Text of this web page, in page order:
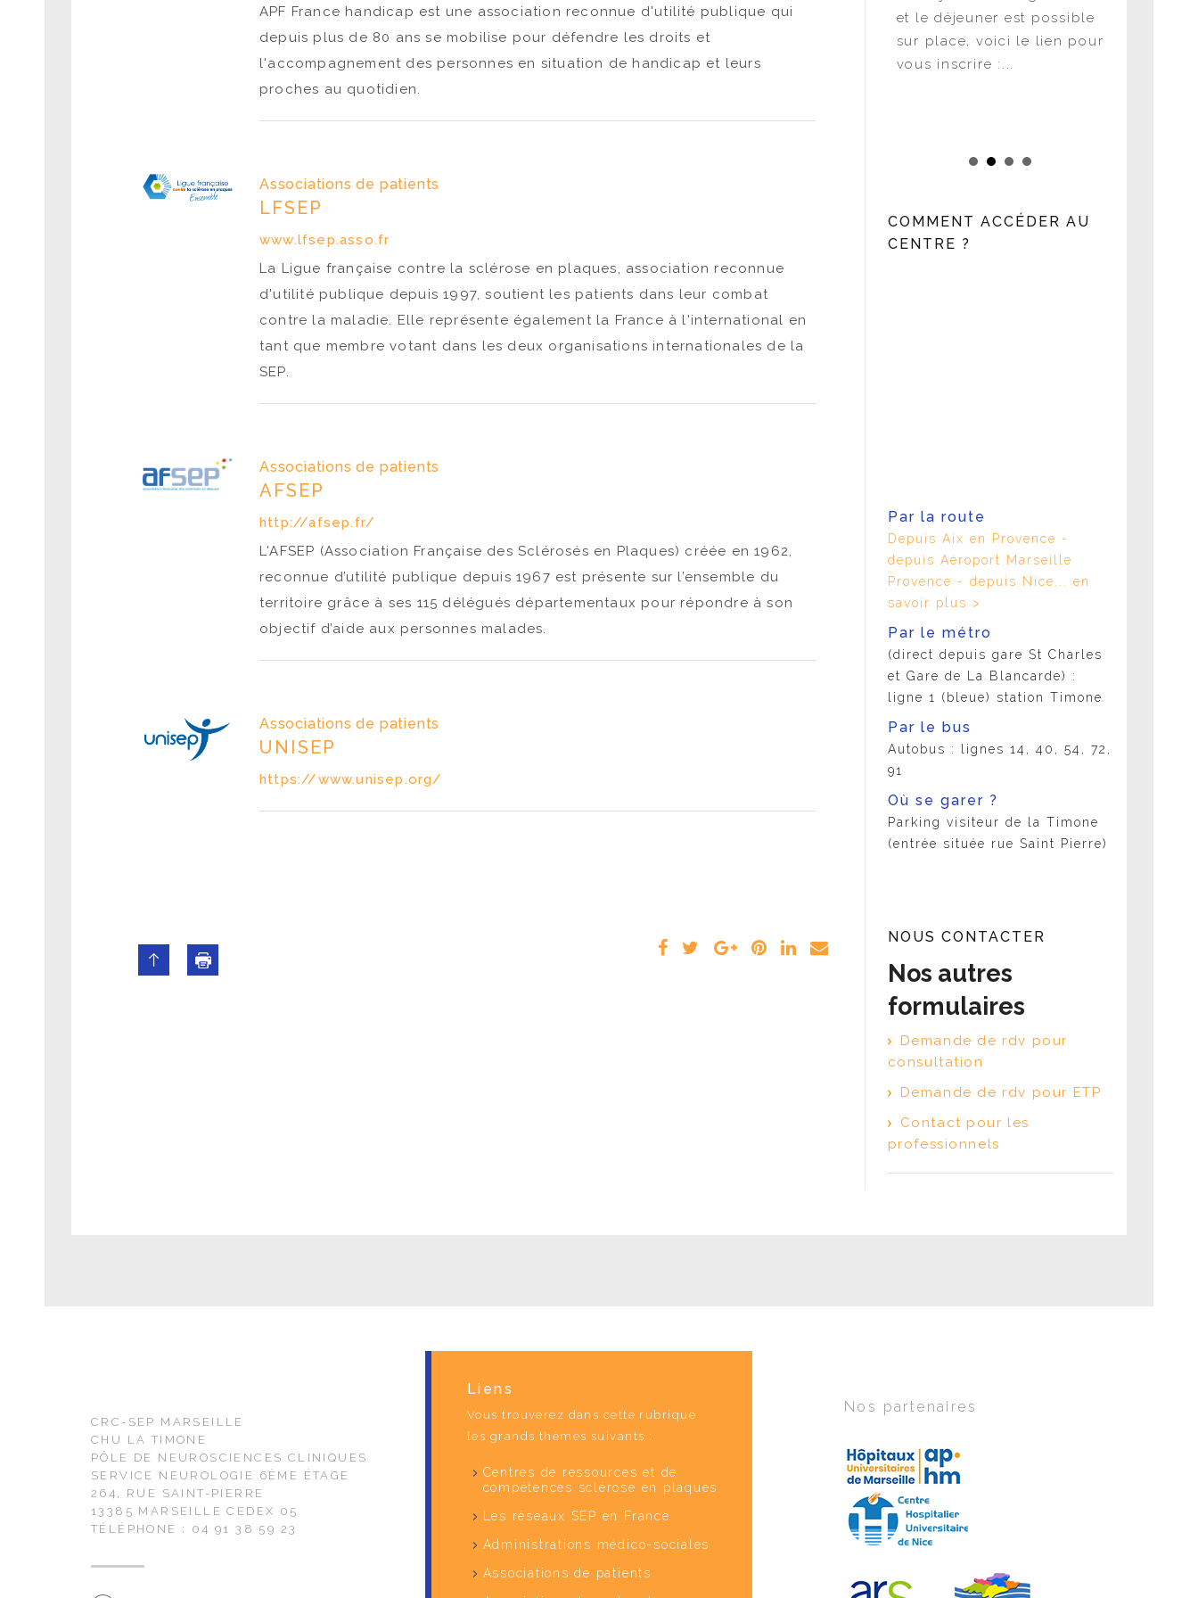
APF France handicap est une association reconnue d'utilité publique qui
depuis plus de 80 ans se mobilise pour défendre les droits et
l'accompagnement des personnes en situation de handicap et leurs
proches au quotidien.
Associations de patients
LFSEP
www.lfsep.asso.fr
La Ligue française contre la sclérose en plaques, association reconnue
d'utilité publique depuis 1997, soutient les patients dans leur combat
contre la maladie. Elle représente également la France à l'international en
tant que membre votant dans les deux organisations internationales de la
SEP.
Associations de patients
AFSEP
http://afsep.fr/
L'AFSEP (Association Française des Sclérosés en Plaques) créée en 1962,
reconnue d’utilité publique depuis 1967 est présente sur l’ensemble du
territoire grâce à ses 115 délégués départementaux pour répondre à son
objectif d’aide aux personnes malades.
Associations de patients
UNISEP
https://www.unisep.org/
palumbo/formulaires/1
Rejoignez-nous en direct
pour un LIVE consacré à la
thématique :...
et le déjeuner est possible
sur place, voici le lien pour
vous inscrire :...
COMMENT ACCÉDER AU
CENTRE ?
Par la route
Depuis Aix en Provence -
depuis Aéroport Marseille
Provence - depuis Nice... en
savoir plus >
Par le métro
(direct depuis gare St Charles
et Gare de La Blancarde) :
ligne 1 (bleue) station Timone
Par le bus
Autobus : lignes 14, 40, 54, 72,
91
Où se garer ?
Parking visiteur de la Timone
(entrée située rue Saint Pierre)
NOUS CONTACTER
Nos autres
formulaires
Demande de rdv pour
consultation
Demande de rdv pour ETP
Contact pour les
professionnels
CRC-SEP MARSEILLE
CHU LA TIMONE
PÔLE DE NEUROSCIENCES CLINIQUES
SERVICE NEUROLOGIE 6ÈME ÉTAGE
264, RUE SAINT-PIERRE
13385 MARSEILLE CEDEX 05
TÉLÉPHONE : 04 91 38 59 23
Liens
Vous trouverez dans cette rubrique
les grands thèmes suivants :
Centres de ressources et de
compétences sclérose en plaques
Les réseaux SEP en France
Administrations médico-sociales
Associations de patients
Nos partenaires